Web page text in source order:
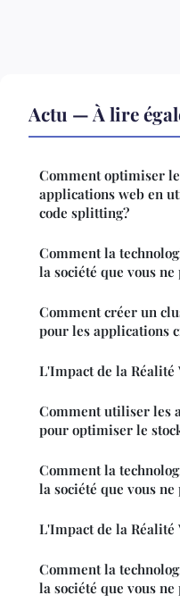
Actu — À lire
Comment optimiser
applications web en
code splitting?
Comment la
la société que vous
Comment créer un
pour les applications
L'Impact de la
Comment utiliser les
pour optimiser le
Comment la
la société que vous
L'Impact de la
Comment la
la société que vous